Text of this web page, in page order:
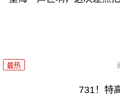
最热
731！特